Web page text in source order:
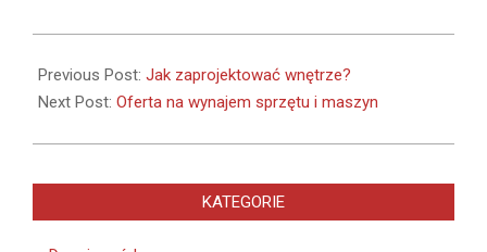
05-
17
Previous Post: Jak zaprojektować wnętrze?
Next Post: Oferta na wynajem sprzętu i maszyn
KATEGORIE